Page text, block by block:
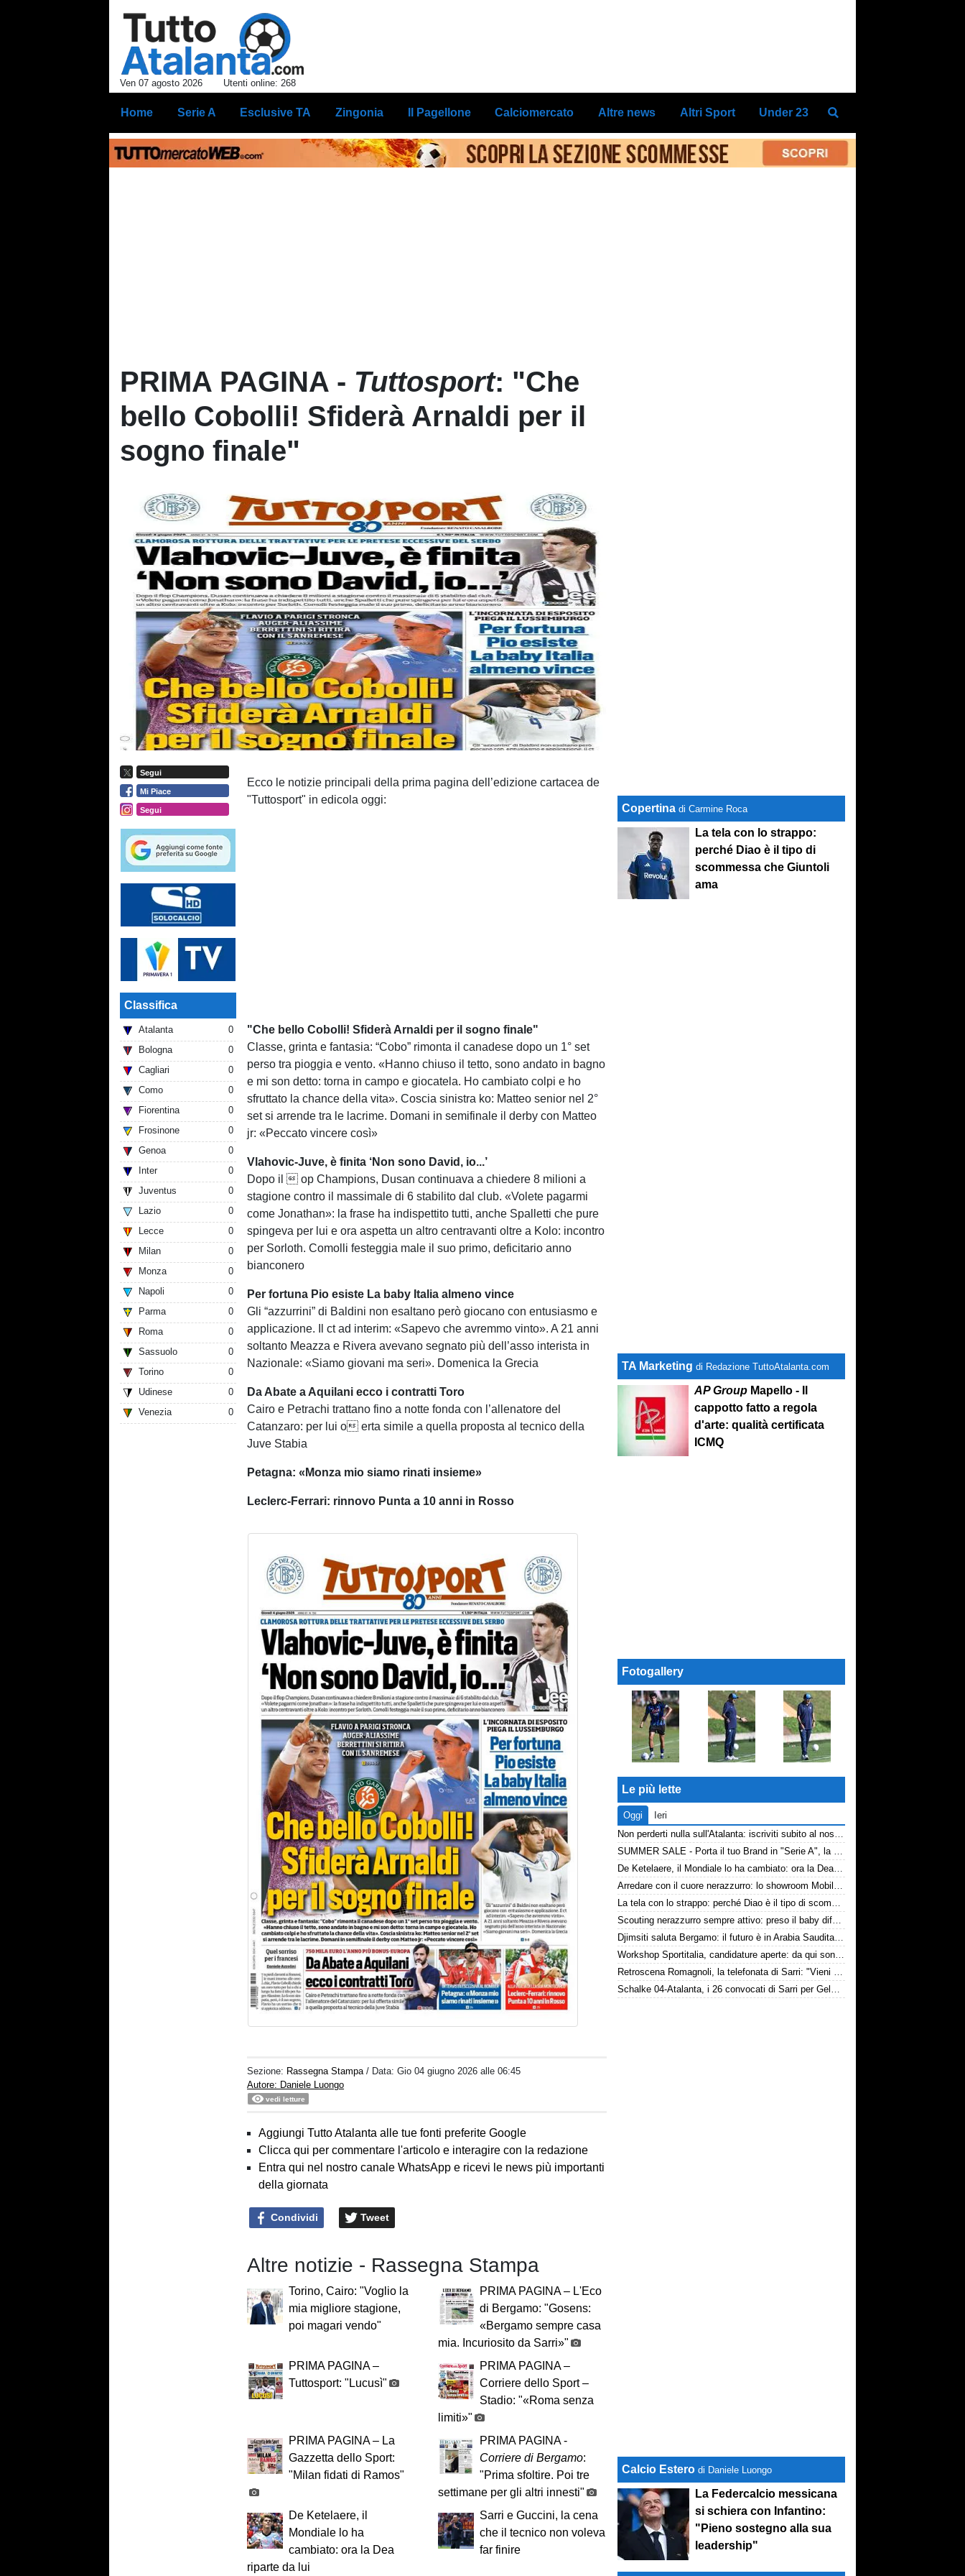
Ven 07 agosto 2026 Utenti online: 268
Home Serie A Esclusive TA Zingonia Il Pagellone Calciomercato Altre news Altri Sport Under 23
PRIMA PAGINA - Tuttosport: "Che
bello Cobolli! Sfiderà Arnaldi per il
sogno finale"
Segui
Mi Piace
Segui
Classifica
Atalanta
0
Bologna
0
Cagliari
0
Como
0
Fiorentina
0
Frosinone
0
Genoa
0
Inter
0
Juventus
0
Lazio
0
Lecce
0
Milan
0
Monza
0
Napoli
0
Parma
0
Roma
0
Sassuolo
0
Torino
0
Udinese
0
Venezia
0
Ecco le notizie principali della prima pagina dell’edizione cartacea de
"Tuttosport" in edicola oggi:
"Che bello Cobolli! Sfiderà Arnaldi per il sogno finale"
Classe, grinta e fantasia: “Cobo” rimonta il canadese dopo un 1° set
perso tra pioggia e vento. «Hanno chiuso il tetto, sono andato in bagno
e mi son detto: torna in campo e giocatela. Ho cambiato colpi e ho
sfruttato la chance della vita». Coscia sinistra ko: Matteo senior nel 2°
set si arrende tra le lacrime. Domani in semifinale il derby con Matteo
jr: «Peccato vincere così»
Vlahovic-Juve, è finita ‘Non sono David, io...’
Dopo il  op Champions, Dusan continuava a chiedere 8 milioni a
stagione contro il massimale di 6 stabilito dal club. «Volete pagarmi
come Jonathan»: la frase ha indispettito tutti, anche Spalletti che pure
spingeva per lui e ora aspetta un altro centravanti oltre a Kolo: incontro
per Sorloth. Comolli festeggia male il suo primo, deficitario anno
bianconero
Per fortuna Pio esiste La baby Italia almeno vince
Gli “azzurrini” di Baldini non esaltano però giocano con entusiasmo e
applicazione. Il ct ad interim: «Sapevo che avremmo vinto». A 21 anni
soltanto Meazza e Rivera avevano segnato più dell’asso interista in
Nazionale: «Siamo giovani ma seri». Domenica la Grecia
Da Abate a Aquilani ecco i contratti Toro
Cairo e Petrachi trattano fino a notte fonda con l’allenatore del
Catanzaro: per lui o erta simile a quella proposta al tecnico della
Juve Stabia
Petagna: «Monza mio siamo rinati insieme»
Leclerc-Ferrari: rinnovo Punta a 10 anni in Rosso
Sezione: Rassegna Stampa / Data:Gio 04 giugno 2026 alle 06:45
Autore: Daniele Luongo
vedi letture
Aggiungi Tutto Atalanta alle tue fonti preferite Google
Clicca qui per commentare l'articolo e interagire con la redazione
Entra qui nel nostro canale WhatsApp e ricevi le news più importanti
della giornata
Condividi Tweet
Altre notizie - Rassegna Stampa
Torino, Cairo: "Voglio la
mia migliore stagione,
poi magari vendo"
PRIMA PAGINA – L'Eco
di Bergamo: "Gosens:
«Bergamo sempre casa
mia. Incuriosito da Sarri»"
PRIMA PAGINA –
Tuttosport: "Lucusì"
PRIMA PAGINA –
Corriere dello Sport –
Stadio: "«Roma senza
limiti»"
PRIMA PAGINA – La
Gazzetta dello Sport:
"Milan fidati di Ramos"
PRIMA PAGINA -
Corriere di Bergamo:
"Prima sfoltire. Poi tre
settimane per gli altri innesti"
De Ketelaere, il
Mondiale lo ha
cambiato: ora la Dea
riparte da lui
Sarri e Guccini, la cena
che il tecnico non voleva
far finire
Copertina di Carmine Roca
La tela con lo strappo:
perché Diao è il tipo di
scommessa che Giuntoli
ama
TA Marketing di Redazione TuttoAtalanta.com
AP Group Mapello - Il
cappotto fatto a regola
d'arte: qualità certificata
ICMQ
Fotogallery
Le più lette
Oggi
Ieri
Non perderti nulla sull'Atalanta: iscriviti subito al nostro canale WhatsApp!
SUMMER SALE - Porta il tuo Brand in "Serie A", la tua azienda e professione titolare nel cuore dell'Atalanta
De Ketelaere, il Mondiale lo ha cambiato: ora la Dea riparte da lui
Arredare con il cuore nerazzurro: lo showroom Mobilmondo a Osio Sotto. Quando essere di fede atalantina conviene
La tela con lo strappo: perché Diao è il tipo di scommessa che Giuntoli ama
Scouting nerazzurro sempre attivo: preso il baby difensore 2010 Levačić
Djimsiti saluta Bergamo: il futuro è in Arabia Saudita! Tre milioni e firma biennale
Workshop Sportitalia, candidature aperte: da qui sono passate firme di Serie A
Retroscena Romagnoli, la telefonata di Sarri: "Vieni con me a Bergamo"
Schalke 04-Atalanta, i 26 convocati di Sarri per Gelsenkirchen
Calcio Estero di Daniele Luongo
La Federcalcio messicana
si schiera con Infantino:
"Pieno sostegno alla sua
leadership"